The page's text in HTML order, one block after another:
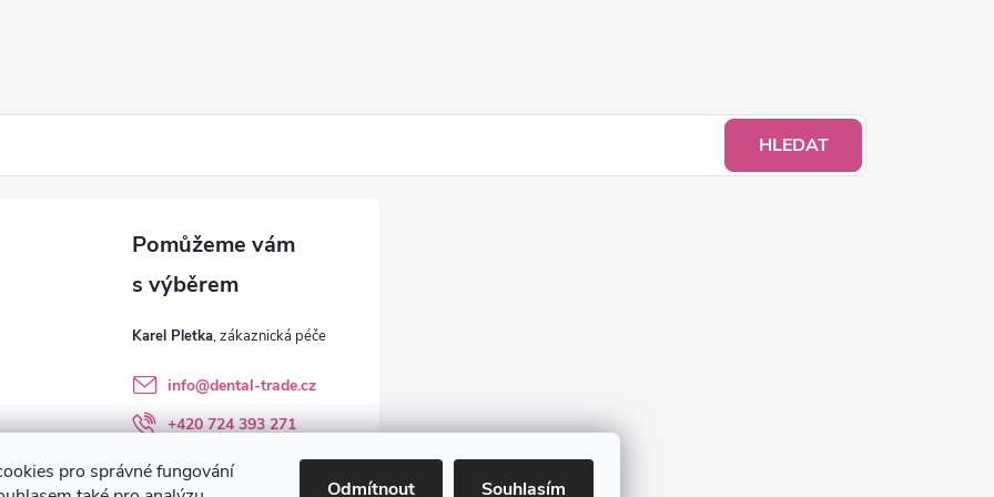
pro správné fungování
Odmítnout Souhlasím
HLEDAT
Karel Pletka
info@dental-trade.cz
+420 724 393 271
Sledujte nás na FB